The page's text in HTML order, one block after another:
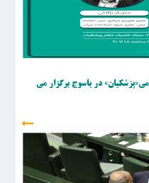
در یاسوج برگزار می